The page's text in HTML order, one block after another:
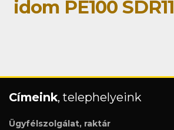
idom PE100 SDR11
Címeink, telephelyeink
Ügyfélszolgálat, raktár